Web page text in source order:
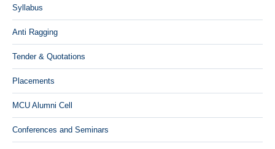
Syllabus
Anti Ragging
Tender & Quotations
Placements
MCU Alumni Cell
Conferences and Seminars